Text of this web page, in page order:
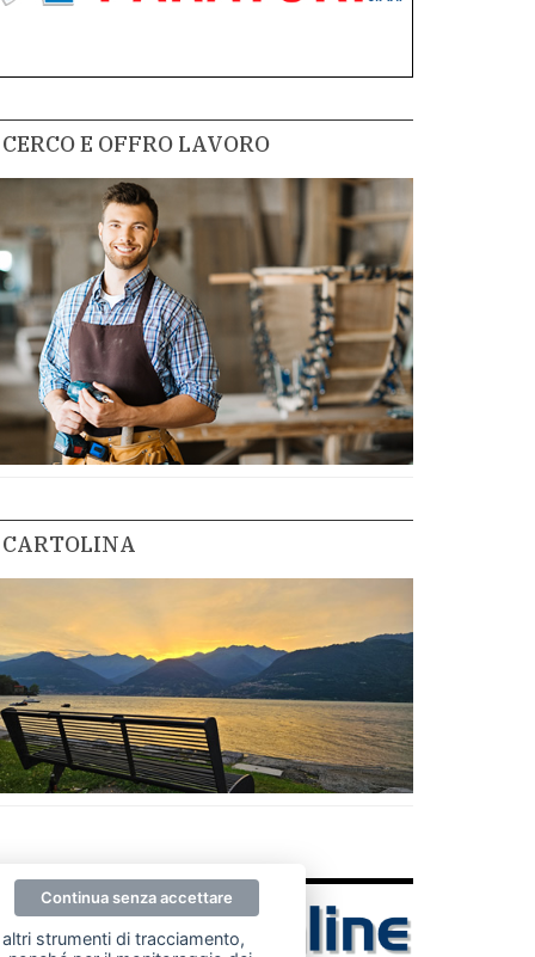
CERCO E OFFRO LAVORO
CARTOLINA
strumenti di tracciamento,
Continua senza accettare